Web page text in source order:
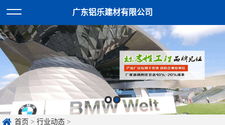
广东铝乐建材有限公司
首页 >行业动态 >